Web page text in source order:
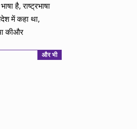
है, राष्ट्रभाषा
में कहा था,
कीऔर
और भी